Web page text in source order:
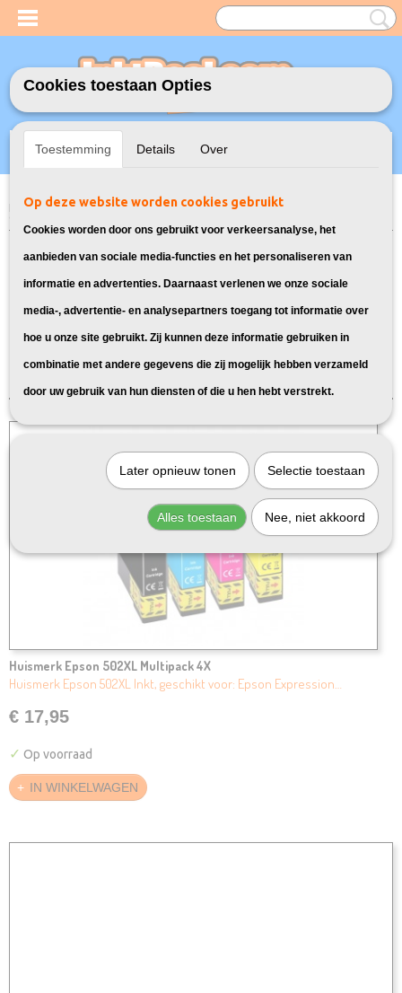
Inloggen Registreren
UW WINKELWAGEN
Home>Model Printer>502XL Inkt cartridges voor Epson
Bekijk alle 502XL printerinkt voor de
Epson WorkForce WF-2865DWF
Huismerk Epson 502XL Multipack 4X
Huismerk Epson 502XL Inkt, geschikt voor: Epson Expression…
€ 17,95
✓ Op voorraad
IN WINKELWAGEN
Cookies toestaan Opties
Toestemming Details Over
Op deze website worden cookies gebruikt
Cookies worden door ons gebruikt voor verkeersanalyse, het
aanbieden van sociale media-functies en het personaliseren van
informatie en advertenties. Daarnaast verlenen we onze sociale
media-, advertentie- en analysepartners toegang tot informatie over
hoe u onze site gebruikt. Zij kunnen deze informatie gebruiken in
combinatie met andere gegevens die zij mogelijk hebben verzameld
door uw gebruik van hun diensten of die u hen hebt verstrekt.
Later opnieuw tonen Selectie toestaan
Alles toestaan Nee, niet akkoord